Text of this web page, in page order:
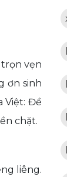
trọn vẹn
ơn sinh
Việt: Đề
chặt.
liêng.